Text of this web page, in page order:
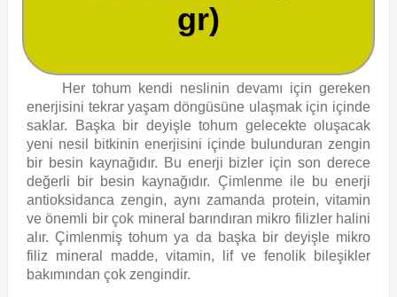
gr)
Her tohum kendi neslinin devamı için gereken
enerjisini tekrar yaşam döngüsüne ulaşmak için içinde
saklar. Başka bir deyişle tohum gelecekte oluşacak
yeni nesil bitkinin enerjisini içinde bulunduran zengin
bir besin kaynağıdır. Bu enerji bizler için son derece
değerli bir besin kaynağıdır. Çimlenme ile bu enerji
antioksidanca zengin, aynı zamanda protein, vitamin
ve önemli bir çok mineral barındıran mikro filizler halini
alır. Çimlenmiş tohum ya da başka bir deyişle mikro
filiz mineral madde, vitamin, lif ve fenolik bileşikler
bakımından çok zengindir.